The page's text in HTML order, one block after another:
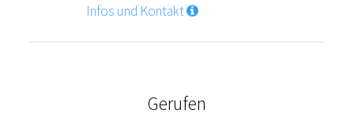
Infos und Kontakt
Gerufen